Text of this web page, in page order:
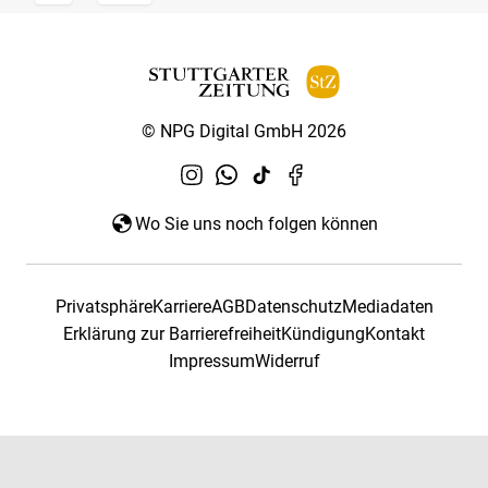
© NPG Digital GmbH 2026
Wo Sie uns noch folgen können
PrivatsphäreKarriereAGBDatenschutzMediadaten
Erklärung zur BarrierefreiheitKündigungKontakt
ImpressumWiderruf